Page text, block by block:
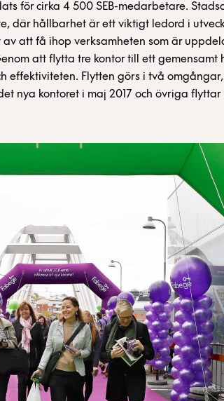
för cirka 4 500 SEB-medarbetare.
där hållbarhet är ett viktigt ledord i
av att få ihop verksamheten som är
att flytta tre kontor till ett gemensamt
effektiviteten. Flytten görs i två
nya kontoret i maj 2017 och övriga flyttar